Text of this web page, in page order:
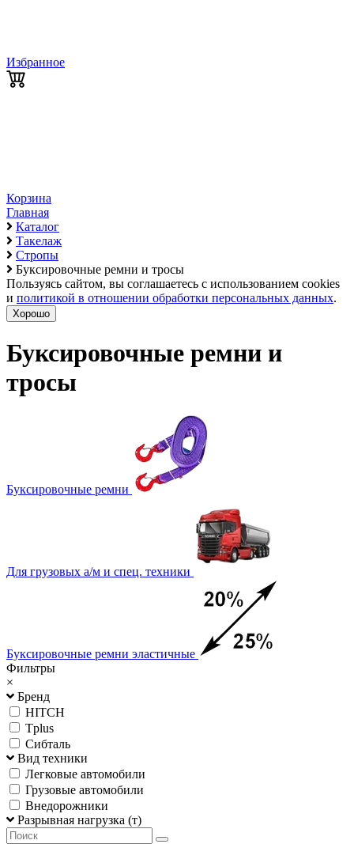
Избранное
Корзина
Главная
Каталог
Такелаж
Стропы
Буксировочные ремни и тросы
Пользуясь сайтом, вы соглашаетесь с использованием cookies
и политикой в отношении обработки персональных данных.
Хорошо
Буксировочные ремни и
тросы
Буксировочные ремни
Для грузовых а/м и спец. техники
Буксировочные ремни эластичные
Фильтры
×
Бренд
HITCH
Tplus
Сибталь
Вид техники
Легковые автомобили
Грузовые автомобили
Внедорожники
Разрывная нагрузка (т)